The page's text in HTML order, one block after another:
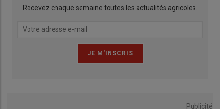
Recevez chaque semaine toutes les actualités agricoles.
Publicité